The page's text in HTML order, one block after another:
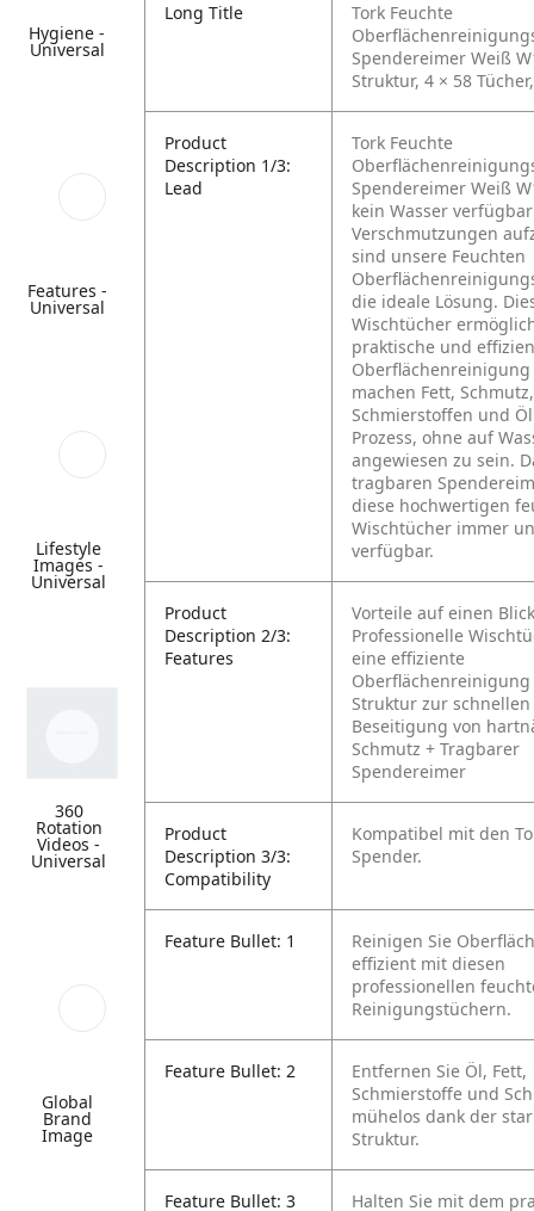
Hygiene -
Universal
Features -
Universal
Lifestyle
Images -
Universal
360
Rotation
Videos -
Universal
Global
Brand
Image
Long Title
Tork Feuchte
Spendereimer Weiß
Struktur, 4 × 58
Product
Description 1/3:
Lead
Tork Feuchte
Spendereimer Weiß
kein Wasser
Verschmutzungen
sind unsere Feuchten
die ideale Lösung.
Wischtücher
praktische und
machen Fett, Schmutz,
Schmierstoffen und
Prozess, ohne auf
angewiesen zu sein.
tragbaren
diese hochwertigen
Wischtücher immer
verfügbar.
Product
Description 2/3:
Features
Vorteile auf einen
Professionelle
eine effiziente
Oberflächenreinigung
Struktur zur schnellen
Beseitigung von
Schmutz + Tragbarer
Spendereimer
Product
Description 3/3:
Compatibility
Kompatibel mit den
Spender.
Feature Bullet: 1
Reinigen Sie
effizient mit diesen
professionellen
Reinigungstüchern.
Feature Bullet: 2
Entfernen Sie Öl, Fett,
Schmierstoffe und
mühelos dank der
Struktur.
Feature Bullet: 3 Halten Sie mit dem